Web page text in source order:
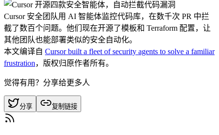
Cursor 安全团队用 AI 智能体监控代码库，在数千次 PR 中拦
截了数百个问题。他们现在开源了模板和 Terraform 配置，让
其他团队也能部署类似的安全自动化。
本文编译自 Cursor built a fleet of security agents to solve a familiar
frustration，版权归原作者所有。
觉得有用？分享给更多人
分享 复制链接